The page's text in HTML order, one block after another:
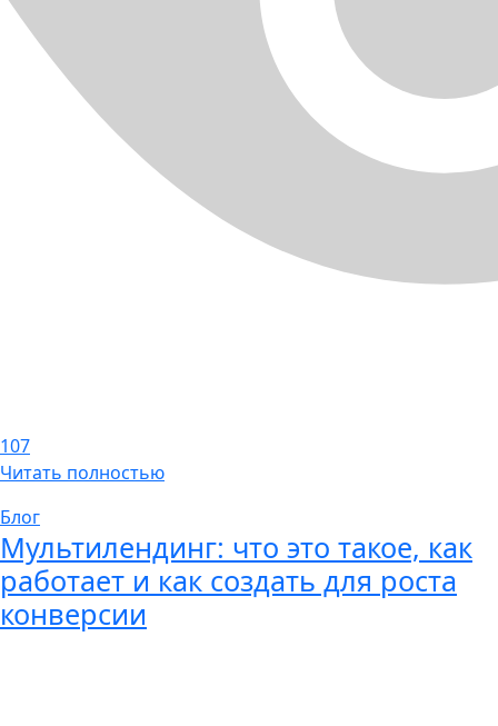
107
Читать полностью
Блог
Мультилендинг: что это такое, как
работает и как создать для роста
конверсии